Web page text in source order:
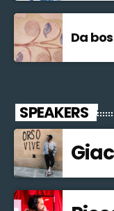
Da
SPEAKERS